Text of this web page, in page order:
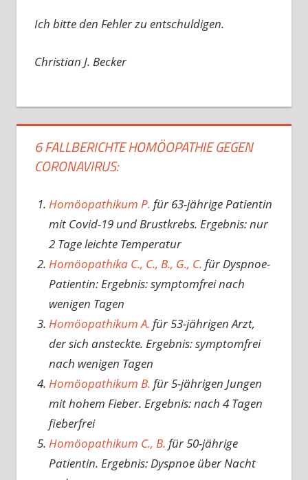
Ich bitte den Fehler zu entschuldigen.
Christian J. Becker
6 FALLBERICHTE HOMÖOPATHIE GEGEN
CORONAVIRUS:
Homöopathikum P. für 63-jährige Patientin
mit Covid-19 und Brustkrebs. Ergebnis: nur
2 Tage leichte Temperatur
Homöopathika C., C., B., G., C. für Dyspnoe-
Patientin: Ergebnis: symptomfrei nach
wenigen Tagen
Homöopathikum A. für 53-jährigen Arzt,
der sich ansteckte. Ergebnis: symptomfrei
nach wenigen Tagen
Homöopathikum B. für 5-jährigen Jungen
mit hohem Fieber. Ergebnis: nach 4 Tagen
fieberfrei
Homöopathikum C., B. für 50-jährige
Patientin. Ergebnis: Dyspnoe über Nacht